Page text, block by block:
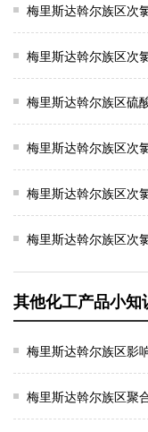
梅里斯达斡尔族区次
梅里斯达斡尔族区次
梅里斯达斡尔族区硫酸
梅里斯达斡尔族区次
梅里斯达斡尔族区次氯
梅里斯达斡尔族区次氯
其他化工产品小知
梅里斯达斡尔族区影响次氯
梅里斯达斡尔族区聚